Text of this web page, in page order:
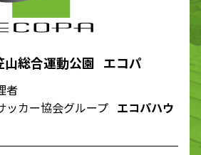
山総合運動公園 エコパ
者
ッカー協会グループ エコパハウ